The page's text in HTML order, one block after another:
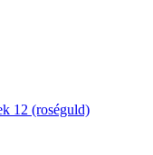
12 (roséguld)